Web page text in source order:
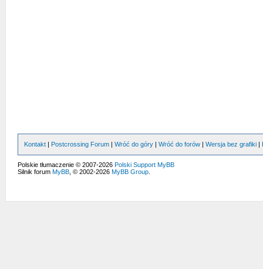
Kontakt Postcrossing Forum Wróć do góry Wróć do forów Wersja bez grafiki
Polskie tłumaczenie © 2007-2026 Polski Support MyBB
Silnik forum MyBB, © 2002-2026 MyBB Group.